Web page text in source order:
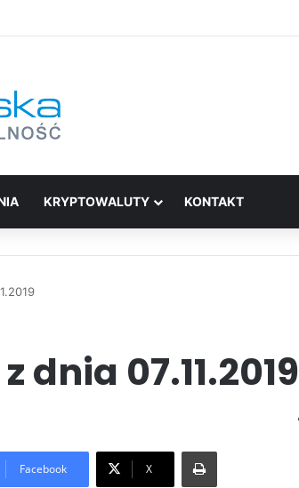
KRYPTOWALUTY KONTAKT
dnia 07.11.2019
Facebook X
Print